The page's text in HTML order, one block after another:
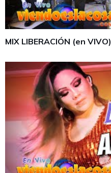
MIX LIBERACIÓN (en VIVO)